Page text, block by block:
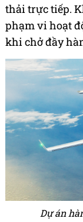
thải trực tiếp.
phạm vi hoạt
khi chở đầy
Dự án